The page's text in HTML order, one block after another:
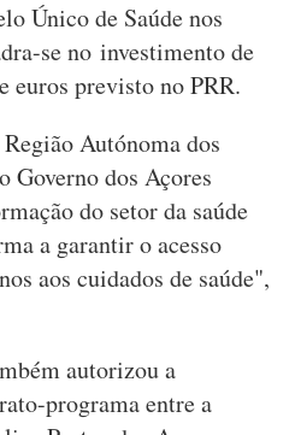
Único de Saúde nos
se no investimento de
euros previsto no PRR.
Autónoma dos
Governo dos Açores
do setor da saúde
a garantir o acesso
aos cuidados de saúde",
autorizou a
programa entre a